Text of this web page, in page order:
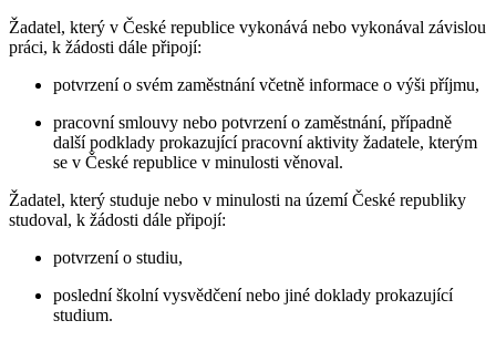
Žadatel, který v České republice vykonává nebo vykonával závislou
práci, k žádosti dále připojí:
potvrzení o svém zaměstnání včetně informace o výši příjmu,
pracovní smlouvy nebo potvrzení o zaměstnání, případně
další podklady prokazující pracovní aktivity žadatele, kterým
se v České republice v minulosti věnoval.
Žadatel, který studuje nebo v minulosti na území České republiky
studoval, k žádosti dále připojí:
potvrzení o studiu,
poslední školní vysvědčení nebo jiné doklady prokazující
studium.